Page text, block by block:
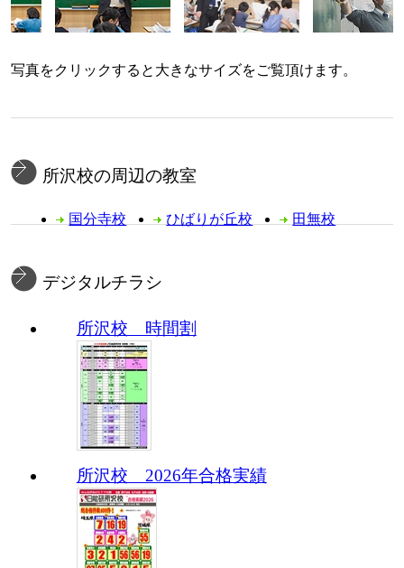
写真をクリックすると大きなサイズをご覧頂けます。
所沢校の周辺の教室
国分寺校 ひばりが丘校 田無校
デジタルチラシ
所沢校 時間割
所沢校 2026年合格実績